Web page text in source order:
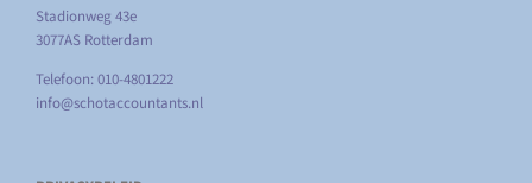
Stadionweg 43e
3077AS Rotterdam
Telefoon: 010-4801222
info@schotaccountants.nl